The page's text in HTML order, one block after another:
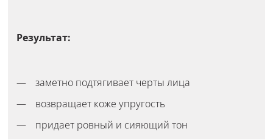
Результат:
заметно подтягивает черты лица
возвращает коже упругость
придает ровный и сияющий тон